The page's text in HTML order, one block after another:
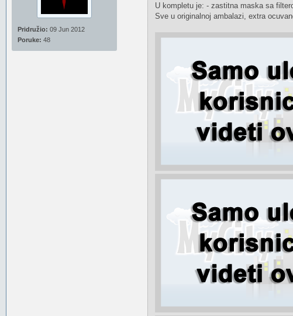
Pridružio: 09 Jun 2012
Poruke: 48
U kompletu je: - zastitna maska sa
Sve u originalnoj ambalazi, extra